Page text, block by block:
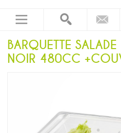
BARQUETTE
NOIR 480CC